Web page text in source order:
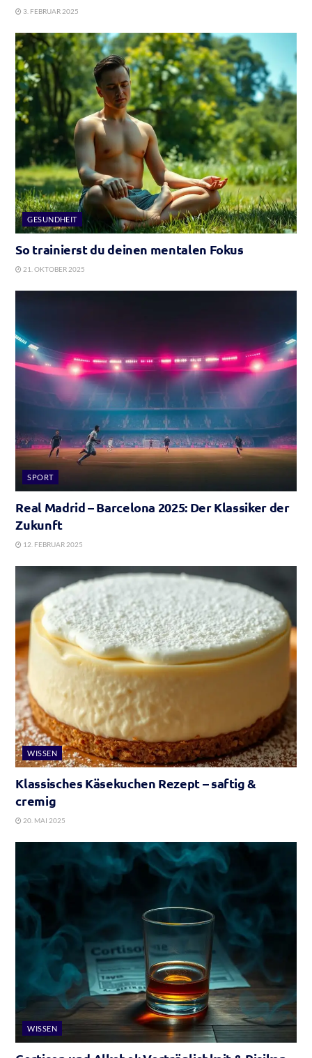
3. FEBRUAR 2025
GESUNDHEIT
So trainierst du deinen mentalen Fokus
21. OKTOBER 2025
SPORT
Real Madrid – Barcelona 2025: Der Klassiker der
Zukunft
12. FEBRUAR 2025
WISSEN
Klassisches Käsekuchen Rezept – saftig &
cremig
20. MAI 2025
WISSEN